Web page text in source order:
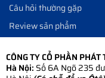
Câu hỏi thường gặp
Review sản phẩm
CÔNG TY CỔ PHẦN
Hà Nội: Số 6A Ngõ 235